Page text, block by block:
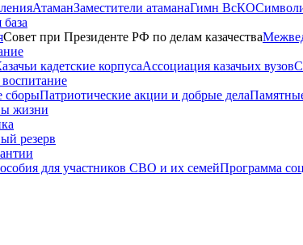
АтаманЗаместители атаманаГимн ВсКО
база
Совет при Президенте РФ по делам казачества
кадетские корпусаАссоциация казачьих вузов
сборыПатриотические акции и добрые дела
жизни
резерв
для участников СВО и их семейПрограмма